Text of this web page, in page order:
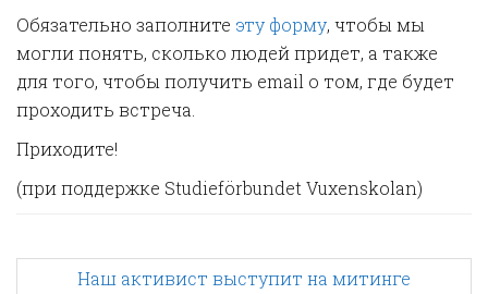
Обязательно заполните эту форму, чтобы мы
могли понять, сколько людей придет, а также
для того, чтобы получить email о том, где будет
проходить встреча.
Приходите!
(при поддержке Studieförbundet Vuxenskolan)
Наш активист выступит на митинге